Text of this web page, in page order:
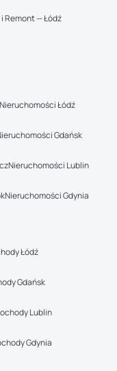
Remont — Łódź
Nieruchomości Łódź
Gdańsk
Nieruchomości Lublin
Nieruchomości Gdynia
Łódź
Gdańsk
Lublin
Gdynia